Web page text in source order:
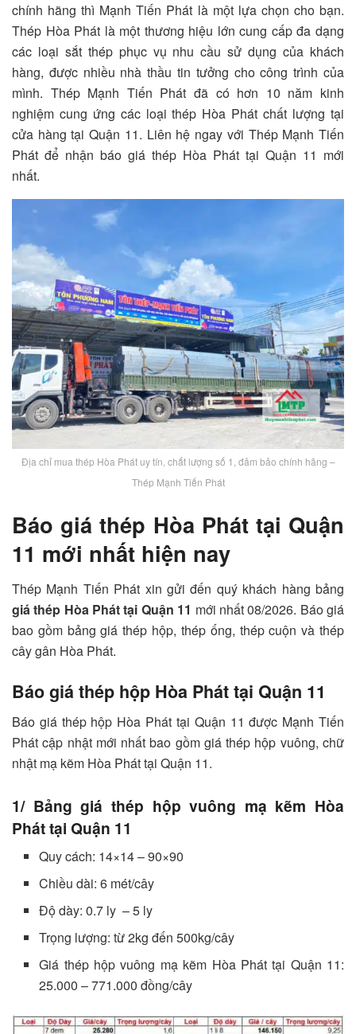
chính hãng thì Mạnh Tiến Phát là một lựa chọn cho bạn.
Thép Hòa Phát là một thương hiệu lớn cung cấp đa dạng
các loại sắt thép phục vụ nhu cầu sử dụng của khách
hàng, được nhiều nhà thầu tin tưởng cho công trình của
mình. Thép Mạnh Tiến Phát đã có hơn 10 năm kinh
nghiệm cung ứng các loại thép Hòa Phát chất lượng tại
cửa hàng tại Quận 11. Liên hệ ngay với Thép Mạnh Tiến
Phát để nhận báo giá thép Hòa Phát tại Quận 11 mới
nhất.
Địa chỉ mua thép Hòa Phát uy tín, chất lượng số 1, đảm bảo chính hãng –
Thép Mạnh Tiến Phát
Báo giá thép Hòa Phát tại Quận
11 mới nhất hiện nay
Thép Mạnh Tiến Phát xin gửi đến quý khách hàng bảng
giá thép Hòa Phát tại Quận 11 mới nhất 08/2026. Báo giá
bao gồm bảng giá thép hộp, thép ống, thép cuộn và thép
cây gân Hòa Phát.
Báo giá thép hộp Hòa Phát tại Quận 11
Báo giá thép hộp Hòa Phát tại Quận 11 được Mạnh Tiến
Phát cập nhật mới nhất bao gồm giá thép hộp vuông, chữ
nhật mạ kẽm Hòa Phát tại Quận 11.
1/ Bảng giá thép hộp vuông mạ kẽm Hòa
Phát tại Quận 11
Quy cách: 14×14 – 90×90
Chiều dài: 6 mét/cây
Độ dày: 0.7 ly – 5 ly
Trọng lượng: từ 2kg đến 500kg/cây
Giá thép hộp vuông mạ kẽm Hòa Phát tại Quận 11:
25.000 – 771.000 đồng/cây